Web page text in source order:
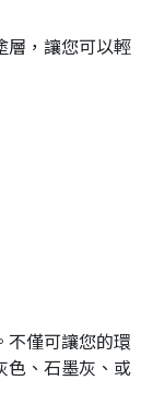
層，讓您可以輕
不僅可讓您的環
色、石墨灰、或